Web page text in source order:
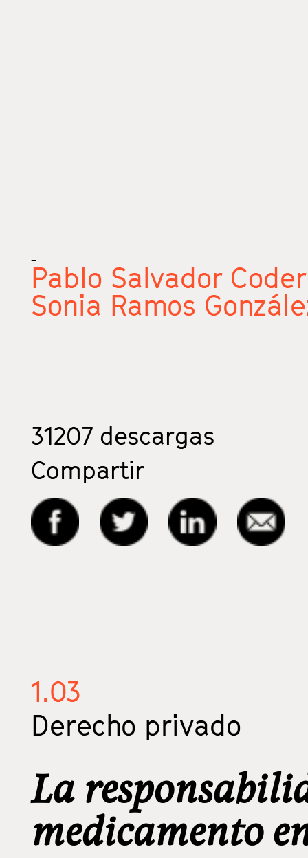
_
Pablo Salvador
Sonia Ramos
31207 descargas
Compartir
1.03
Derecho privado
La
medicamento